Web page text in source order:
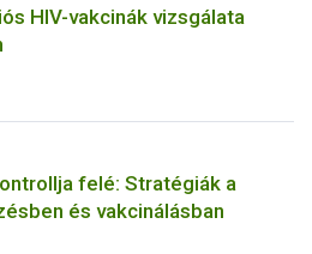
HIV-vakcinák vizsgálata
felé: Stratégiák a
és vakcinálásban